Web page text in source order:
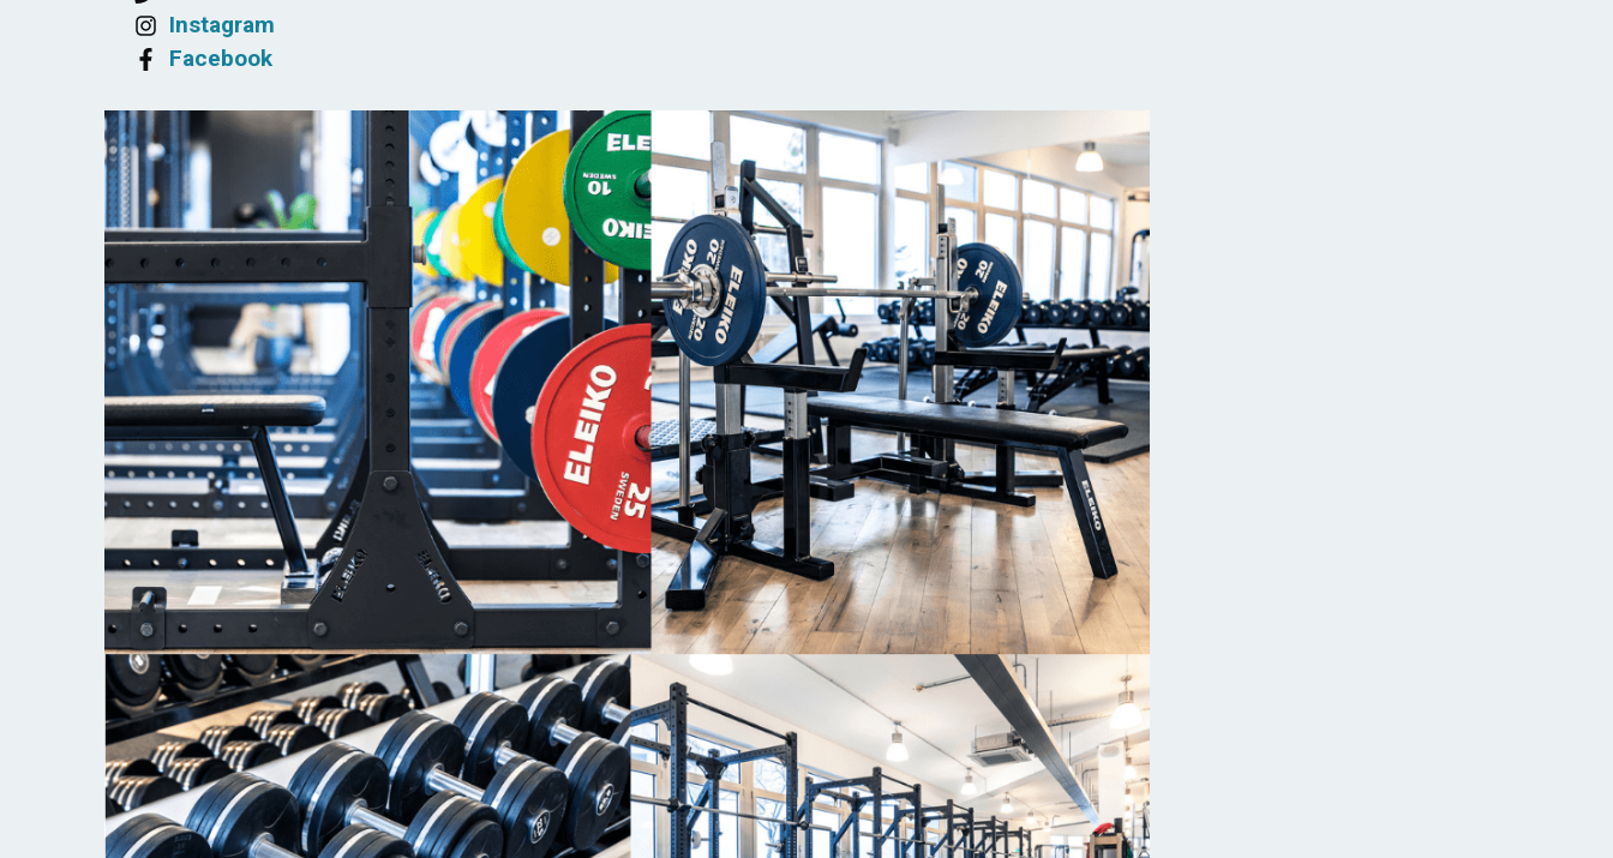
Instagram
Facebook